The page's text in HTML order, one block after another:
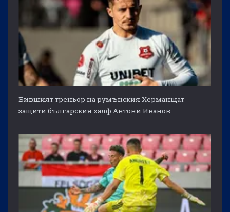
Бившият треньор на румънския Херманщат
защити българския халф Антони Иванов